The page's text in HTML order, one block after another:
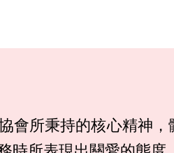
會所秉持的核心精神，